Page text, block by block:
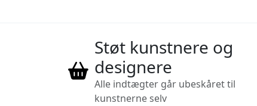
Støt kunstnere og
designere
Alle indtægter går ubeskåret til
kunstnerne selv